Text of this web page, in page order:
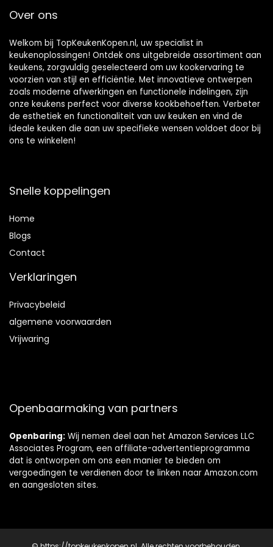
Kan
Over ons
Welkom bij TopKeukenKopen.nl, uw specialist in
keukenoplossingen! Ontdek ons uitgebreide assortiment aan
keukens, zorgvuldig geselecteerd om uw kookervaring te
voorzien van stijl en efficiëntie. Met innovatieve ontwerpen
zoals moderne afwerkingen en functionele indelingen, zijn
onze keukens perfect voor diverse kookbehoeften. Verbeter
de esthetiek en functionaliteit van uw keuken en vind de
ideale keuken die aan uw specifieke wensen voldoet door bij
ons te winkelen!
Snelle koppelingen
Home
Blogs
Contact
Verklaringen
Privacybeleid
algemene voorwaarden
Vrijwaring
Openbaarmaking van partners
Openbaring: Wij nemen deel aan het Amazon Services LLC
Associates Program, een affiliate-advertentieprogramma
dat is ontworpen om ons een manier te bieden om
vergoedingen te verdienen door te linken naar Amazon.com
en aangesloten sites.